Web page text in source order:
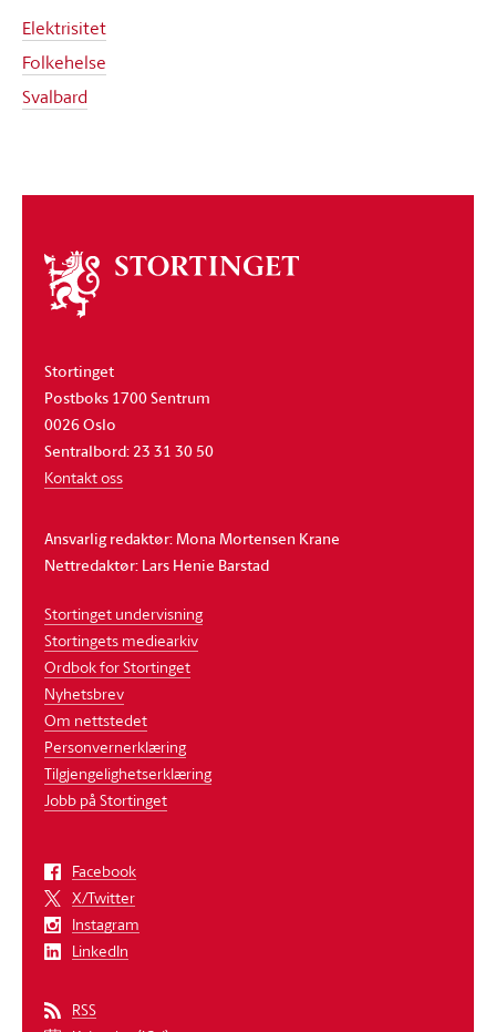
Elektrisitet
Folkehelse
Svalbard
Om
stortinget
Stortinget
Postboks 1700 Sentrum
0026 Oslo
Sentralbord: 23 31 30 50
Kontakt oss
Ansvarlig redaktør: Mona Mortensen Krane
Nettredaktør: Lars Henie Barstad
Stortinget undervisning
Stortingets mediearkiv
Ordbok for Stortinget
Nyhetsbrev
Om nettstedet
Personvernerklæring
Tilgjengelighetserklæring
Jobb på Stortinget
Facebook
X/Twitter
Instagram
LinkedIn
RSS